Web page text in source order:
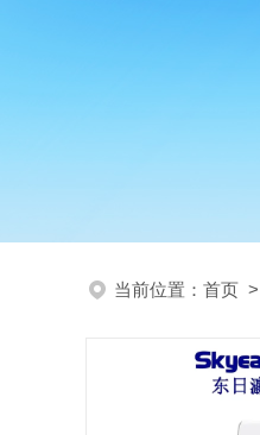
当前位置： 首页 >